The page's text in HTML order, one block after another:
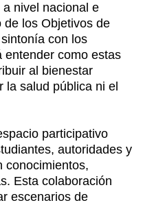
nivel nacional e
de los Objetivos de
con los
entender como estas
al bienestar
la salud pública ni el
participativo
autoridades y
conocimientos,
Esta colaboración
escenarios de